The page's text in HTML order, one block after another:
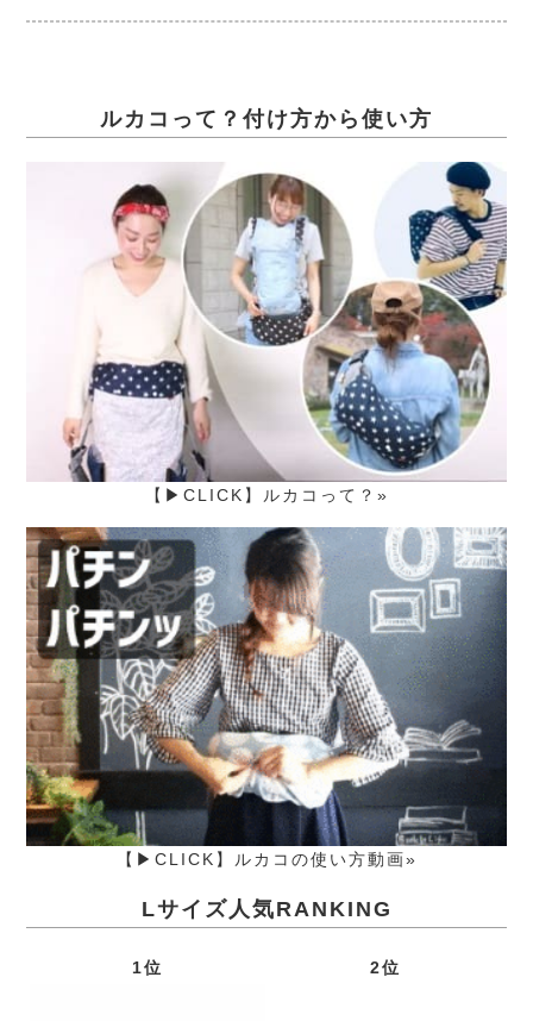
ルカコって？付け方から使い方
【▶CLICK】ルカコって？»
【▶CLICK】ルカコの使い方動画»
Lサイズ人気RANKING
1位 2位